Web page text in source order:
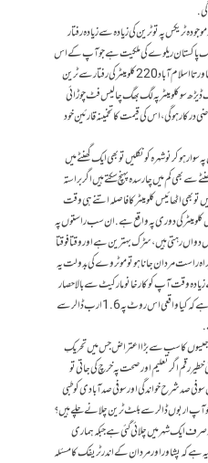
ٹریکس پہ تو ٹرین کی زیادہ سے زیادہ رفتار
ٹریک پاکستان ریلوے کی ملکیت ہے جو آپ کے اس
منصوبے میں شریک ہی نہیں، تو اب آپ کیا پشاور تا اسلام آباد 220 کلومیٹر کی رفتار سے ٹرین
سو کلومیٹر پہ لگ بھگ چالیس فٹ چوڑائی
ہوگی، اس کی قیمت کا تخمینہ قارئین خود
ہو کر نوشہرہ کو نکلیں تو بھی ایک گھنٹے میں
بھی کم میں چارسدہ پہنچ سکتے ہیں اگر براستہ
تو بھی اٹھائیس کلومیٹر کا فاصلہ اتنے ہی وقت
کی دوری پہ واقع ہے. ان سب راستوں پہ
رہتی ہیں، سڑک بہترین ہے اور وقتا فوقتا
مردان جانا ہو تو موٹروے کی بدولت یہ
وقت آپ کو کارخانو مارکیٹ سے بالاحصار
چوک تک پہنچنے میں لگ جاتا ہے. کہنے کا مقصد یہ ہے کہ کیا واقعی اس روٹ پہ 1.6 ارب ڈالر سے
جیسوں کا سب سے بڑا اعتراض جس میں تحریکِ
رقم اگر تعلیم اور صحت پہ خرچ کی جاتی تو
سو فی صد شرح خواندگی اور سو فی صد آبادی کو طبی
آپ اربوں ڈالر سے بلٹ ٹرین چلانے چلے ہیں؟
ایک شہر میں چلائی گئی ہے جبکہ ہماری
کہ پشاور اور مردان کے اندر ٹریفک کا مسئلہ